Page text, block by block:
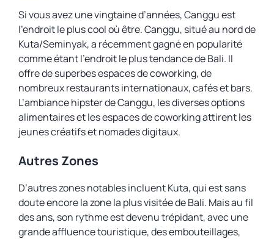
Si vous avez une vingtaine d’années, Canggu est
l’endroit le plus cool où être. Canggu, situé au nord de
Kuta/Seminyak, a récemment gagné en popularité
comme étant l’endroit le plus tendance de Bali. Il
offre de superbes espaces de coworking, de
nombreux restaurants internationaux, cafés et bars.
L’ambiance hipster de Canggu, les diverses options
alimentaires et les espaces de coworking attirent les
jeunes créatifs et nomades digitaux.
Autres Zones
D’autres zones notables incluent Kuta, qui est sans
doute encore la zone la plus visitée de Bali. Mais au fil
des ans, son rythme est devenu trépidant, avec une
grande affluence touristique, des embouteillages,